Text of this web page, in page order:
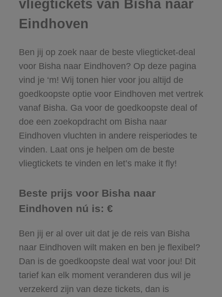
vliegtickets van Bisha naar
Eindhoven
Ben jij op zoek naar de beste vliegticket-deal
voor Bisha naar Eindhoven? Op deze pagina
vind je ‘m! Wij tonen hier voor jou altijd de
goedkoopste optie voor Eindhoven met vertrek
vanaf Bisha. Ga voor de goedkoopste deal of
doe een zoekopdracht om Bisha naar
Eindhoven vluchten in andere reisperiodes te
vinden. Laat ons je helpen om de beste
vliegtickets te vinden en let’s make it fly!
Beste prijs voor Bisha naar
Eindhoven nú is: €
Ben jij er al over uit dat je de reis van Bisha
naar Eindhoven wilt maken en ben je flexibel?
Dan is de goedkoopste deal wat voor jou! Dit
tarief kan elk moment veranderen dus wil je
verzekerd zijn van deze tickets, dan is